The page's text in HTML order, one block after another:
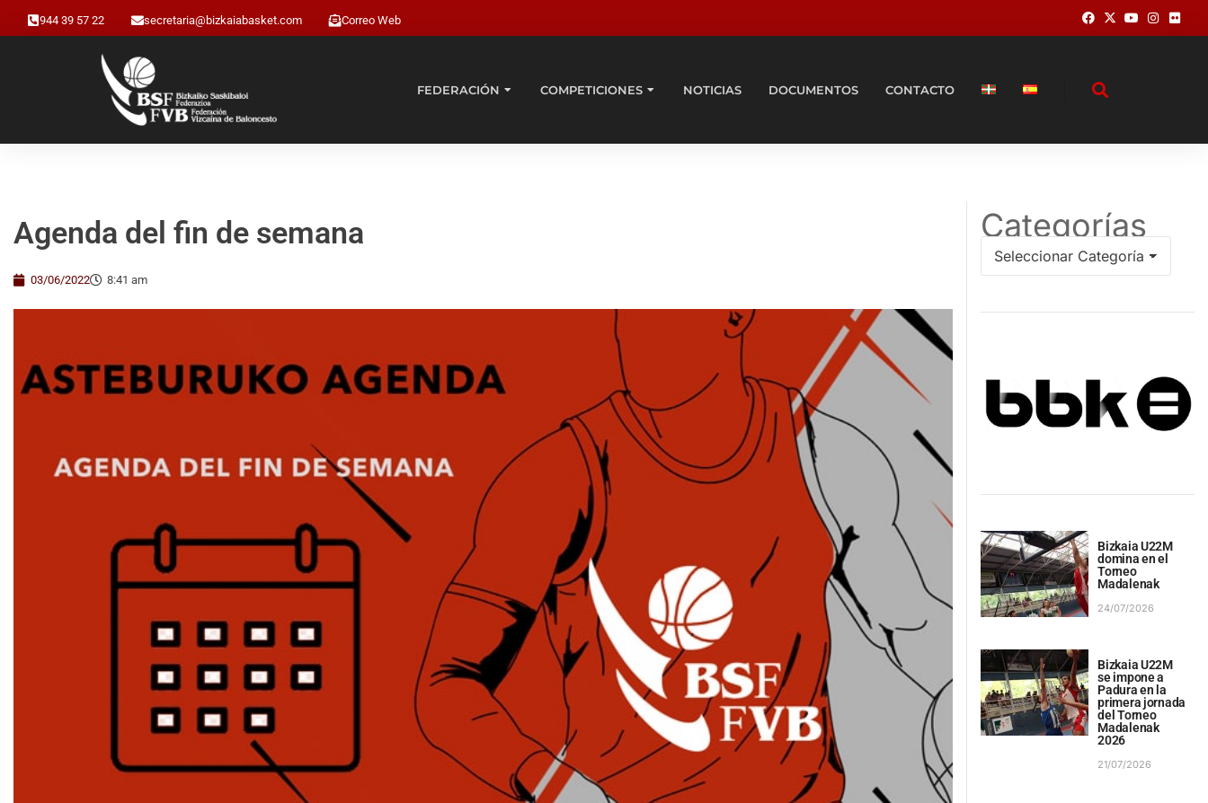
944 39 57 22 secretaria@bizkaiabasket.com Correo Web
FEDERACIÓN COMPETICIONES NOTICIAS DOCUMENTOS CONTACTO
Agenda del fin de semana
03/06/2022 8:41 am
Categorías
Bizkaia U22M
domina en el
Torneo
Madalenak
24/07/2026
Bizkaia U22M
se impone a
Padura en la
primera jornada
del Torneo
Madalenak
2026
21/07/2026